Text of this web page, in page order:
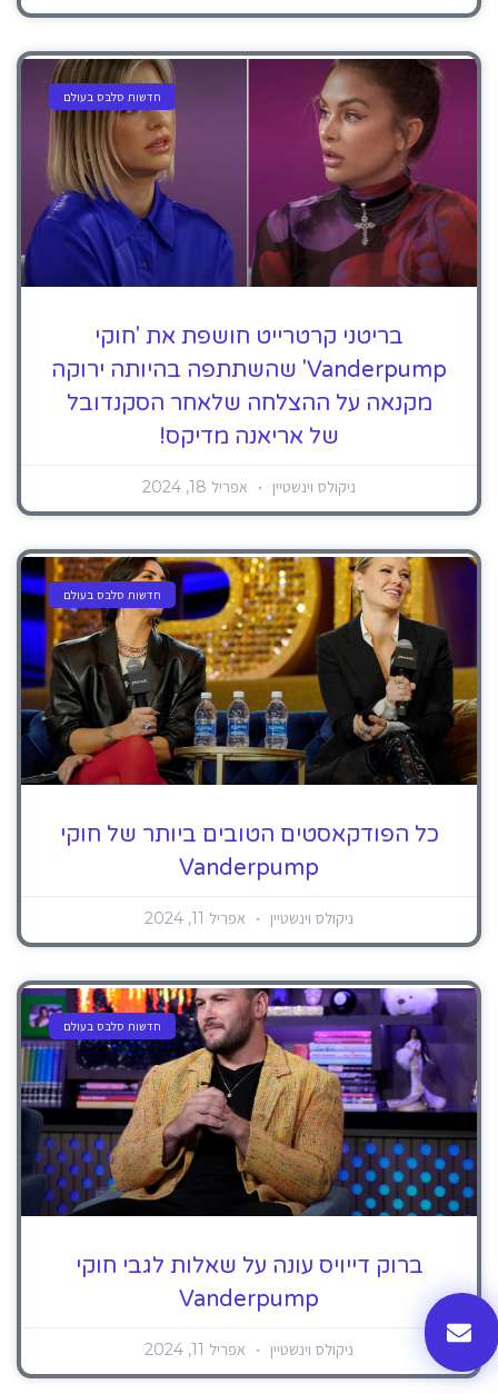
חדשות סלבס בעולם
בריטני קרטרייט חושפת את 'חוקי
Vanderpump' שהשתתפה בהיותה ירוקה
מקנאה על ההצלחה שלאחר הסקנדובל
של אריאנה מדיקס!
ניקולס וינשטיין אפריל 18, 2024
חדשות סלבס בעולם
כל הפודקאסטים הטובים ביותר של חוקי
Vanderpump
ניקולס וינשטיין אפריל 11, 2024
חדשות סלבס בעולם
ברוק דייויס עונה על שאלות לגבי חוקי
Vanderpump
ניקולס וינשטיין אפריל 11, 2024